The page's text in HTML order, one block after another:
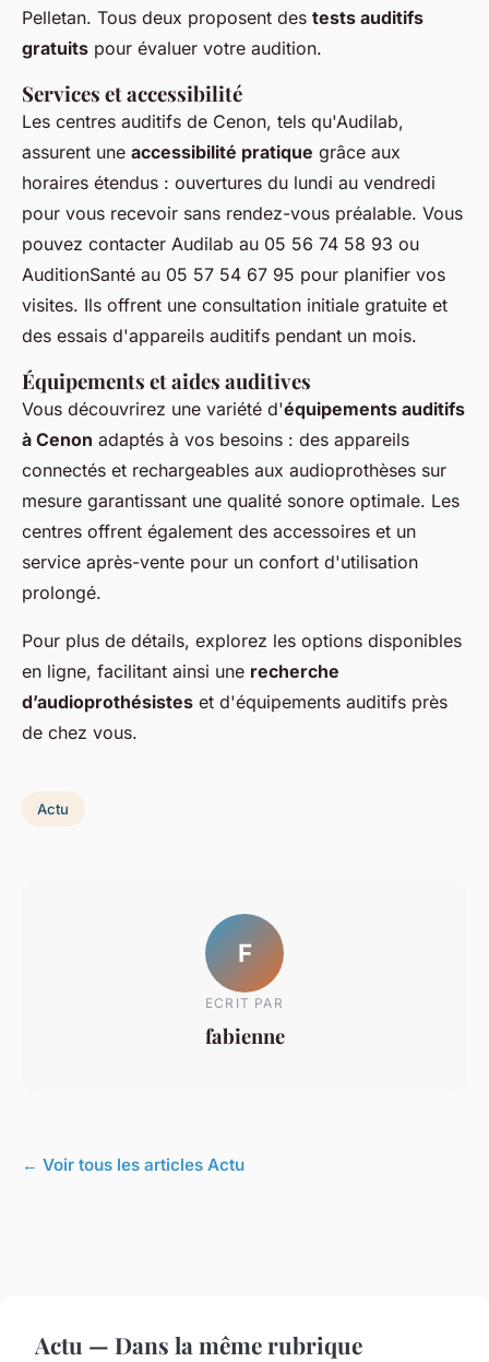
Pelletan. Tous deux proposent des tests auditifs
gratuits pour évaluer votre audition.
Services et accessibilité
Les centres auditifs de Cenon, tels qu'Audilab,
assurent une accessibilité pratique grâce aux
horaires étendus : ouvertures du lundi au vendredi
pour vous recevoir sans rendez-vous préalable. Vous
pouvez contacter Audilab au 05 56 74 58 93 ou
AuditionSanté au 05 57 54 67 95 pour planifier vos
visites. Ils offrent une consultation initiale gratuite et
des essais d'appareils auditifs pendant un mois.
Équipements et aides auditives
Vous découvrirez une variété d'équipements auditifs
à Cenon adaptés à vos besoins : des appareils
connectés et rechargeables aux audioprothèses sur
mesure garantissant une qualité sonore optimale. Les
centres offrent également des accessoires et un
service après-vente pour un confort d'utilisation
prolongé.
Pour plus de détails, explorez les options disponibles
en ligne, facilitant ainsi une recherche
d’audioprothésistes et d'équipements auditifs près
de chez vous.
Actu
F
ECRIT PAR
fabienne
← Voir tous les articles Actu
Actu — Dans la même rubrique